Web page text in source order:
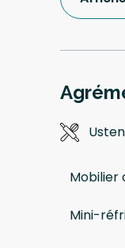
Mobilier
Mini-